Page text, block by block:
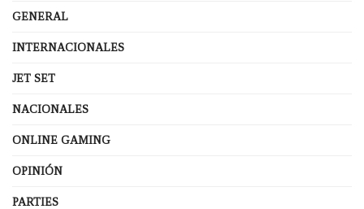
GENERAL
INTERNACIONALES
JET SET
NACIONALES
ONLINE GAMING
OPINIÓN
PARTIES